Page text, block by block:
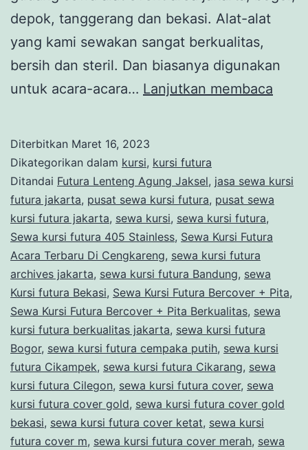
depok, tanggerang dan bekasi. Alat-alat
yang kami sewakan sangat berkualitas,
bersih dan steril. Dan biasanya digunakan
untuk acara-acara… Lanjutkan membaca
405
Diterbitkan Maret 16, 2023
Dikategorikan dalam kursi, kursi futura
Ditandai Futura Lenteng Agung Jaksel, jasa sewa kursi
futura jakarta, pusat sewa kursi futura, pusat sewa
kursi futura jakarta, sewa kursi, sewa kursi futura,
Sewa kursi futura 405 Stainless, Sewa Kursi Futura
Acara Terbaru Di Cengkareng, sewa kursi futura
archives jakarta, sewa kursi futura Bandung, sewa
Kursi futura Bekasi, Sewa Kursi Futura Bercover + Pita,
Sewa Kursi Futura Bercover + Pita Berkualitas, sewa
kursi futura berkualitas jakarta, sewa kursi futura
Bogor, sewa kursi futura cempaka putih, sewa kursi
futura Cikampek, sewa kursi futura Cikarang, sewa
kursi futura Cilegon, sewa kursi futura cover, sewa
kursi futura cover gold, sewa kursi futura cover gold
bekasi, sewa kursi futura cover ketat, sewa kursi
futura cover m, sewa kursi futura cover merah, sewa